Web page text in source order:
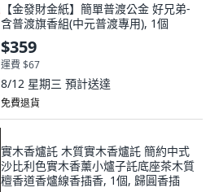
【金發財金紙】簡單普渡公金 好兄弟-
含普渡旗香組(中元普渡專用), 1個
$359
運費 $67
8/12 星期三 預計送達
免費退貨
實木香爐託 木質實木香爐託 簡約中式
沙比利色實木香薰小爐子託底座茶木質
檀香道香爐線香插香, 1個, 歸圓香插